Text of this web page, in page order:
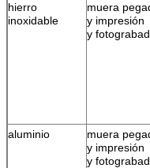
hierro
inoxidable
muera
y impresión
y
aluminio
muera
y impresión
y